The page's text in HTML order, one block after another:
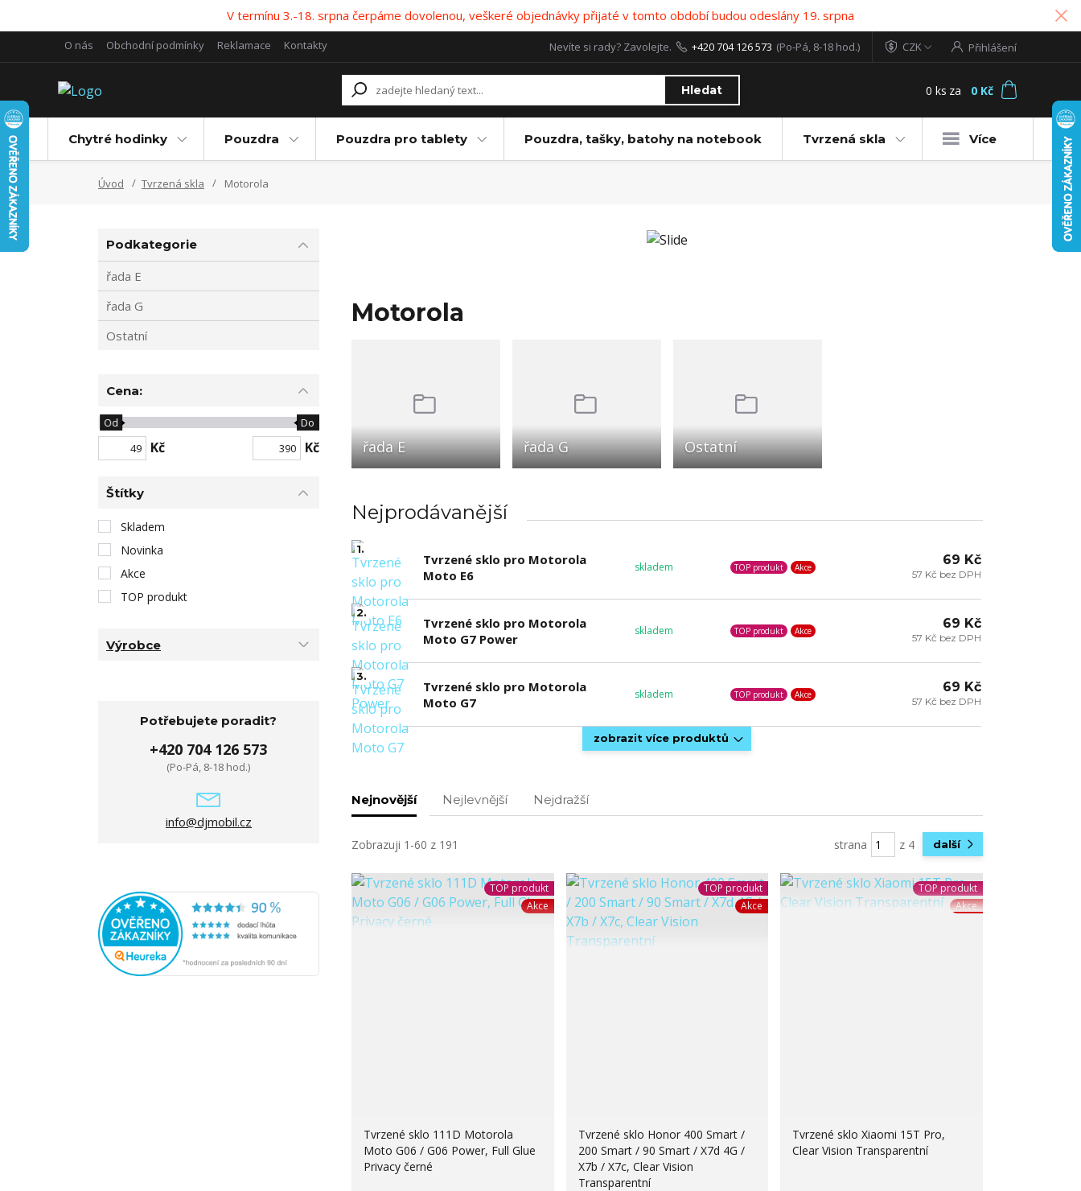
V termínu 3.-18. srpna čerpáme dovolenou, veškeré objednávky přijaté v tomto období budou odeslány 19. srpna
O nás Obchodní podmínky Reklamace Kontakty CZK Přihlášení
Hledat
Nevíte si rady? Zavolejte. +420 704 126 573 (Po-Pá, 8-18 hod.)
0 ks za 0 Kč
Chytré hodinky Pouzdra Pouzdra pro tablety Pouzdra, tašky, batohy na notebook Tvrzená skla Více
Úvod Tvrzená skla Motorola
Motorola
řada E řada G Ostatní
Nejprodávanější
1.
Tvrzené sklo pro Motorola
Moto E6
skladem TOP produkt Akce 69 Kč
57 Kč bez DPH
2.
Tvrzené sklo pro Motorola
Moto G7 Power
skladem TOP produkt Akce 69 Kč
57 Kč bez DPH
3.
Tvrzené sklo pro Motorola
Moto G7
skladem TOP produkt Akce 69 Kč
57 Kč bez DPH
zobrazit více produktů
Nejnovější Nejlevnější Nejdražší
Zobrazuji 1-60 z 191 strana z 4 další
TOP produkt
Akce
Tvrzené sklo 111D Motorola
Moto G06 / G06 Power, Full Glue
Privacy černé
TOP produkt
Akce
Tvrzené sklo Honor 400 Smart /
200 Smart / 90 Smart / X7d 4G /
X7b / X7c, Clear Vision
Transparentní
TOP produkt
Akce
Tvrzené sklo Xiaomi 15T Pro,
Clear Vision Transparentní
Podkategorie
řada E
řada G
Ostatní
Cena:
Kč
Od Do
Kč
Štítky
Skladem
Novinka
Akce
TOP produkt
Výrobce
Potřebujete poradit?
+420 704 126 573
(Po-Pá, 8-18 hod.)
info@djmobil.cz